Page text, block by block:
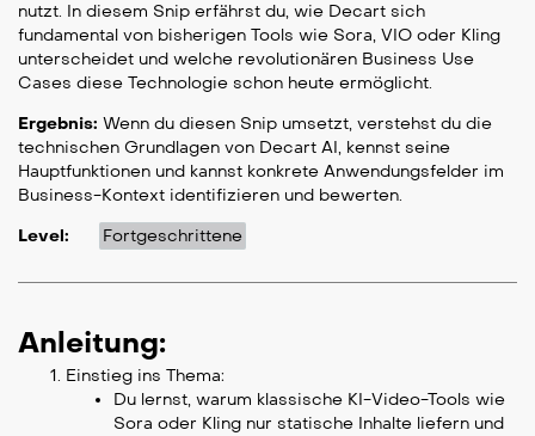
nutzt. In diesem Snip erfährst du, wie Decart sich
fundamental von bisherigen Tools wie Sora, VIO oder Kling
unterscheidet und welche revolutionären Business Use
Cases diese Technologie schon heute ermöglicht.
Ergebnis: Wenn du diesen Snip umsetzt, verstehst du die
technischen Grundlagen von Decart AI, kennst seine
Hauptfunktionen und kannst konkrete Anwendungsfelder im
Business-Kontext identifizieren und bewerten.
Level:
Fortgeschrittene
Anleitung:
Einstieg ins Thema:
Du lernst, warum klassische KI-Video-Tools wie
Sora oder Kling nur statische Inhalte liefern und